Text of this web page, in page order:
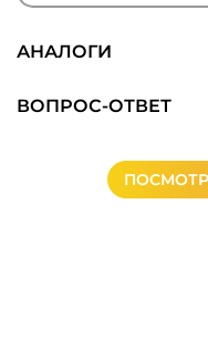
АНАЛОГИ
ВОПРОС-ОТВЕТ